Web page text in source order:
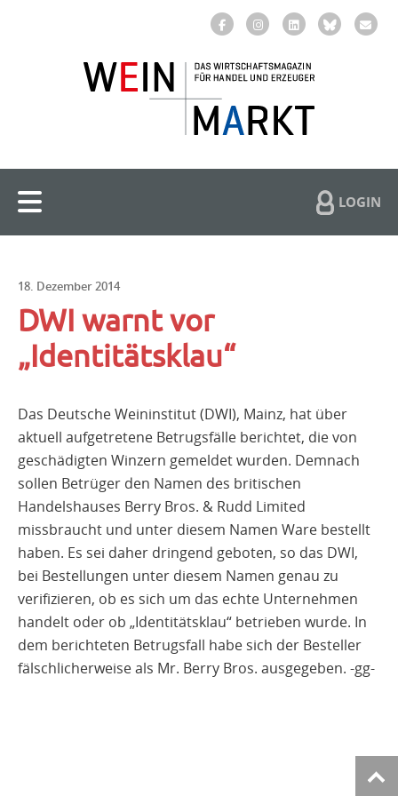
LOGIN
18. Dezember 2014
DWI warnt vor
„Identitätsklau“
Das Deutsche Weininstitut (DWI), Mainz, hat über
aktuell aufgetretene Betrugsfälle berichtet, die von
geschädigten Winzern gemeldet wurden. Demnach
sollen Betrüger den Namen des britischen
Handelshauses Berry Bros. & Rudd Limited
missbraucht und unter diesem Namen Ware bestellt
haben. Es sei daher dringend geboten, so das DWI,
bei Bestellungen unter diesem Namen genau zu
verifizieren, ob es sich um das echte Unternehmen
handelt oder ob „Identitätsklau“ betrieben wurde. In
dem berichteten Betrugsfall habe sich der Besteller
fälschlicherweise als Mr. Berry Bros. ausgegeben. -gg-